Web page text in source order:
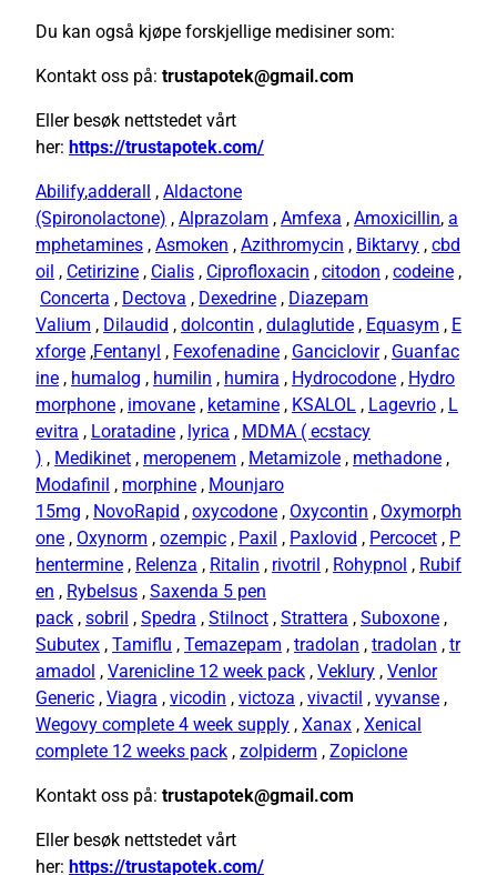
Du kan også kjøpe forskjellige medisiner som:
Kontakt oss på: trustapotek@gmail.com
Eller besøk nettstedet vårt
her: https://trustapotek.com/
Abilify,adderall , Aldactone
(Spironolactone) , Alprazolam , Amfexa , Amoxicillin, a
mphetamines , Asmoken , Azithromycin , Biktarvy , cbd
oil , Cetirizine , Cialis , Ciprofloxacin , citodon , codeine ,
Concerta , Dectova , Dexedrine , Diazepam
Valium , Dilaudid , dolcontin , dulaglutide , Equasym , E
xforge ,Fentanyl , Fexofenadine , Ganciclovir, Guanfac
ine , humalog , humilin , humira , Hydrocodone , Hydro
morphone , imovane , ketamine , KSALOL , Lagevrio , L
evitra , Loratadine , lyrica , MDMA ( ecstacy
) , Medikinet , meropenem , Metamizole , methadone ,
Modafinil , morphine , Mounjaro
15mg , NovoRapid , oxycodone , Oxycontin , Oxymorph
one , Oxynorm , ozempic , Paxil , Paxlovid , Percocet , P
hentermine , Relenza , Ritalin , rivotril , Rohypnol , Rubif
en , Rybelsus , Saxenda 5 pen
pack , sobril , Spedra , Stilnoct , Strattera , Suboxone ,
Subutex , Tamiflu , Temazepam , tradolan , tradolan , tr
amadol , Varenicline 12 week pack , Veklury , Venlor
Generic , Viagra , vicodin , victoza , vivactil , vyvanse ,
Wegovy complete 4 week supply , Xanax , Xenical
complete 12 weeks pack , zolpiderm , Zopiclone
Kontakt oss på: trustapotek@gmail.com
Eller besøk nettstedet vårt
her: https://trustapotek.com/